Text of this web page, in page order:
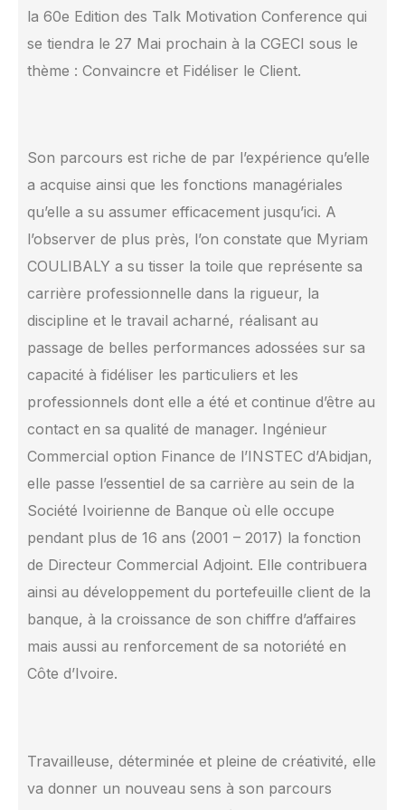
la 60e Edition des Talk Motivation Conference qui
se tiendra le 27 Mai prochain à la CGECI sous le
thème : Convaincre et Fidéliser le Client.
Son parcours est riche de par l’expérience qu’elle
a acquise ainsi que les fonctions managériales
qu’elle a su assumer efficacement jusqu’ici. A
l’observer de plus près, l’on constate que Myriam
COULIBALY a su tisser la toile que représente sa
carrière professionnelle dans la rigueur, la
discipline et le travail acharné, réalisant au
passage de belles performances adossées sur sa
capacité à fidéliser les particuliers et les
professionnels dont elle a été et continue d’être au
contact en sa qualité de manager. Ingénieur
Commercial option Finance de l’INSTEC d’Abidjan,
elle passe l’essentiel de sa carrière au sein de la
Société Ivoirienne de Banque où elle occupe
pendant plus de 16 ans (2001 – 2017) la fonction
de Directeur Commercial Adjoint. Elle contribuera
ainsi au développement du portefeuille client de la
banque, à la croissance de son chiffre d’affaires
mais aussi au renforcement de sa notoriété en
Côte d’Ivoire.
Travailleuse, déterminée et pleine de créativité, elle
va donner un nouveau sens à son parcours